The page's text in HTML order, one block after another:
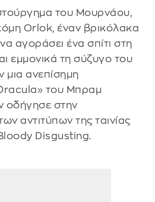
του Μουρνάου,
Orlok, έναν βρικόλακα
αγοράσει ένα σπίτι στη
εμμονικά τη σύζυγο του
μια ανεπίσημη
του Μπραμ
οδήγησε στην
αντιτύπων της ταινίας
Disgusting.